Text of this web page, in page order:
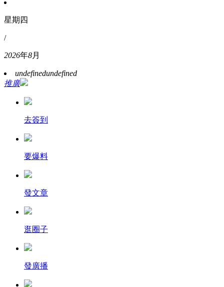
星期四
/
2026年8月
undefinedundefined
推廣
去簽到
要爆料
發文章
逛圈子
發廣播